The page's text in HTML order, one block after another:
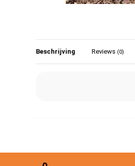
Beschrijving Reviews (0)